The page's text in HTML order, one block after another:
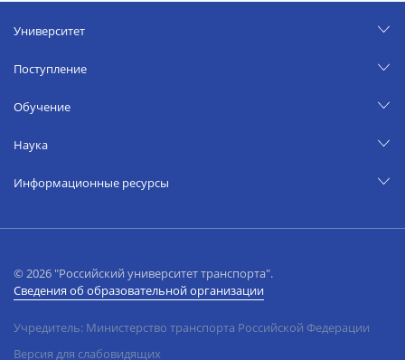
Университет
Поступление
Обучение
Наука
Информационные ресурсы
© 2026 "Российский университет транспорта".
Сведения об образовательной организации
Учредитель: Министерство транспорта Российской Федерации
Версия для слабовидящих